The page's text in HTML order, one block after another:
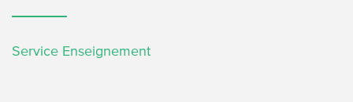
Service Enseignement